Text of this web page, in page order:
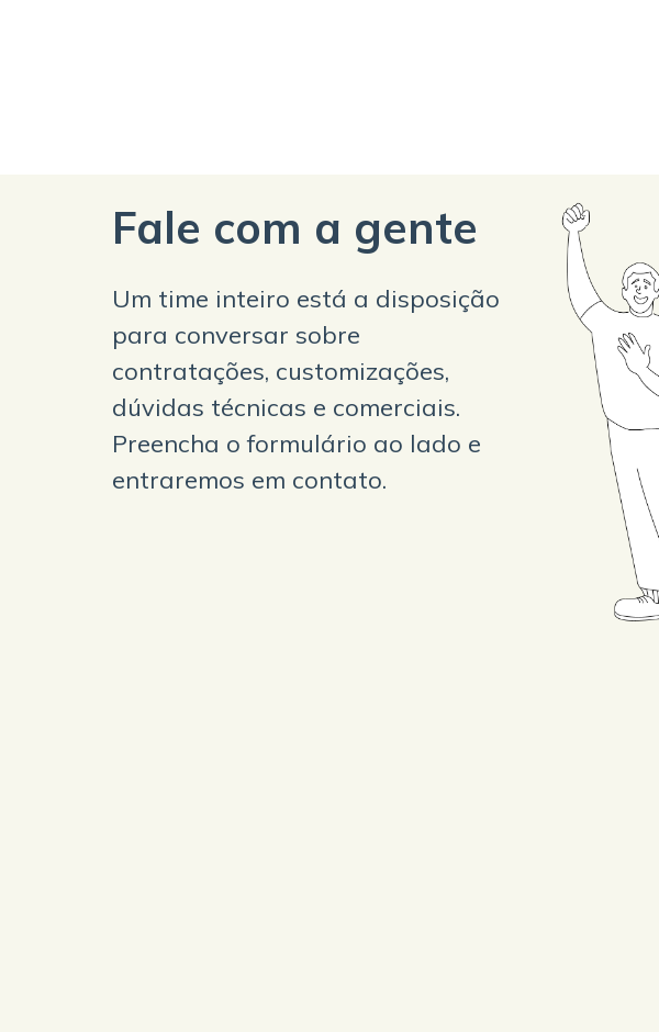
Fale com a gente
Um time inteiro está a disposição
para conversar sobre
contratações, customizações,
dúvidas técnicas e comerciais.
Preencha o formulário ao lado e
entraremos em contato.